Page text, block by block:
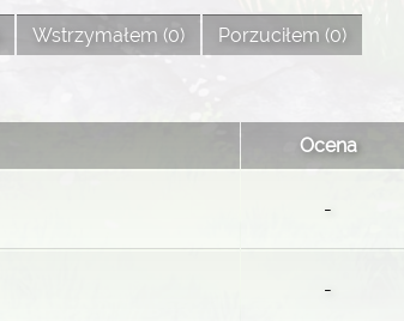
Wstrzymałem (0) Porzuciłem (0)
Ocena
-
-